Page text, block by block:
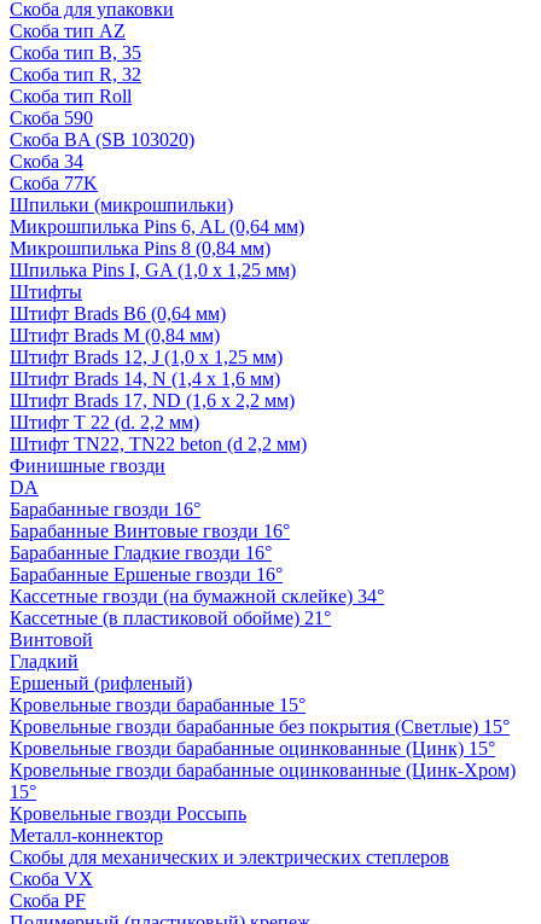
Скоба для упаковки
Скоба тип AZ
Скоба тип B, 35
Скоба тип R, 32
Скоба тип Roll
Скоба 590
Скоба BA (SB 103020)
Скоба 34
Скоба 77K
Шпильки (микрошпильки)
Микрошпилька Pins 6, AL (0,64 мм)
Микрошпилька Pins 8 (0,84 мм)
Шпилька Pins I, GA (1,0 х 1,25 мм)
Штифты
Штифт Brads B6 (0,64 мм)
Штифт Brads M (0,84 мм)
Штифт Brads 12, J (1,0 х 1,25 мм)
Штифт Brads 14, N (1,4 х 1,6 мм)
Штифт Brads 17, ND (1,6 х 2,2 мм)
Штифт T 22 (d. 2,2 мм)
Штифт TN22, TN22 beton (d 2,2 мм)
Финишные гвозди
DA
Барабанные гвозди 16°
Барабанные Винтовые гвозди 16°
Барабанные Гладкие гвозди 16°
Барабанные Ершеные гвозди 16°
Кассетные гвозди (на бумажной склейке) 34°
Кассетные (в пластиковой обойме) 21°
Винтовой
Гладкий
Ершеный (рифленый)
Кровельные гвозди барабанные 15°
Кровельные гвозди барабанные без покрытия (Светлые) 15°
Кровельные гвозди барабанные оцинкованные (Цинк) 15°
Кровельные гвозди барабанные оцинкованные (Цинк-Хром)
15°
Кровельные гвозди Россыпь
Металл-коннектор
Скобы для механических и электрических степлеров
Скоба VX
Скоба PF